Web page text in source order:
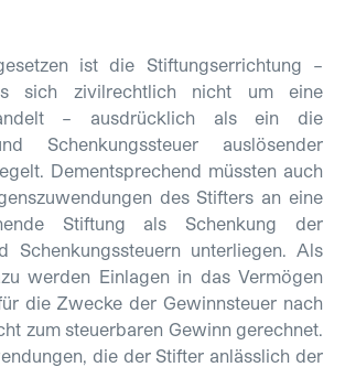
ist die Stiftungserrichtung –
sich zivilrechtlich nicht um eine
– ausdrücklich als ein die
Schenkungssteuer auslösender
Dementsprechend müssten auch
des Stifters an eine
Stiftung als Schenkung der
Schenkungssteuern unter­liegen. Als
werden Einlagen in das Vermögen
die Zwecke der Gewinnsteuer nach
zum steuerbaren Gewinn gerechnet.
die der Stifter anlässlich der